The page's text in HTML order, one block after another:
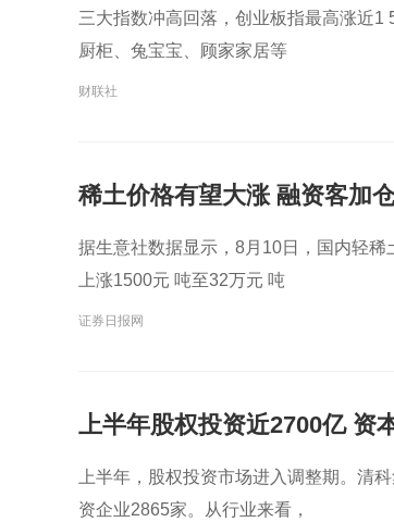
三大指数冲高回落，创业板指最高涨近
厨柜、兔宝宝、顾家家居等
财联社
稀土价格有望大涨 融资客加
据生意社数据显示，8月10日，国内轻
上涨1500元 吨至32万元 吨
证券日报网
上半年股权投资近2700亿 资
上半年，股权投资市场进入调整期。清
资企业2865家。从行业来看，